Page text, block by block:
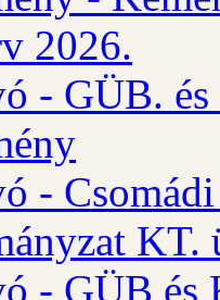
2026.
- GÜB.
-
KT.
- GÜB és